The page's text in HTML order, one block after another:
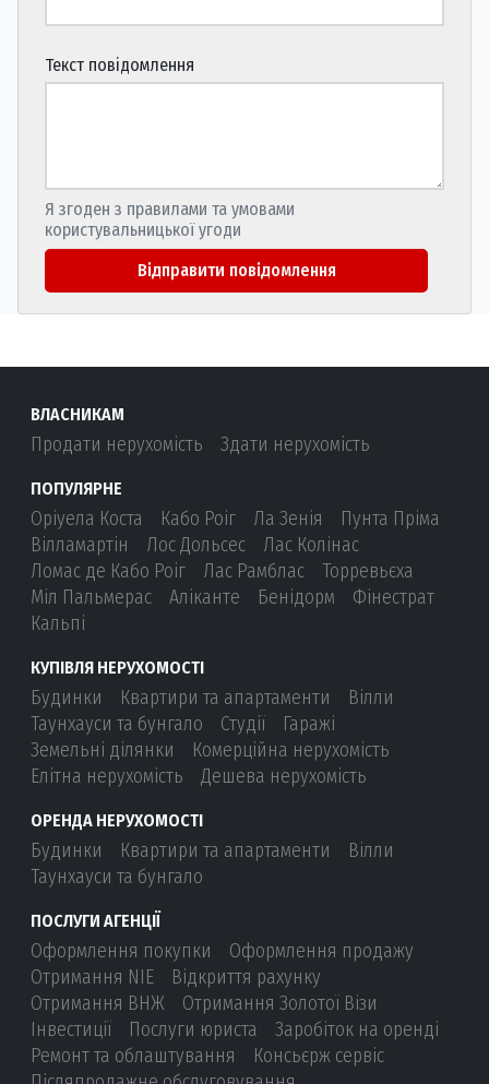
Текст повідомлення
Я згоден з правилами та умовами
користувальницької угоди
Відправити повідомлення
ВЛАСНИКАМ
Продати нерухомість Здати нерухомість
ПОПУЛЯРНЕ
Оріуела Коста Кабо Роіг Ла Зенія
Пунта Пріма
Вілламартін
Лос Дольсес
Лас Колінас
Ломас де Кабо Роіг
Лас Рамблас
Торревьєха
Міл Пальмерас
Аліканте Бенідорм
Фінестрат
Кальпі
КУПІВЛЯ НЕРУХОМОСТІ
Будинки Квартири та апартаменти
Вілли
Таунхауси та бунгало
Студії
Гаражі
Земельні ділянки
Комерційна нерухомість
Елітна нерухомість
Дешева нерухомість
ОРЕНДА НЕРУХОМОСТІ
Будинки Квартири та апартаменти
Вілли
Таунхауси та бунгало
ПОСЛУГИ АГЕНЦІЇ
Оформлення покупки
Оформлення продажу
Отримання NIE
Відкриття рахунку
Отримання ВНЖ
Отримання Золотої Візи
Інвестиції
Послуги юриста
Заробіток на оренді
Ремонт та облаштування
Консьєрж сервіс